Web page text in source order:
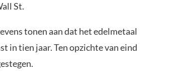
St.
tonen aan dat het edelmetaal
in tien jaar. Ten opzichte van eind